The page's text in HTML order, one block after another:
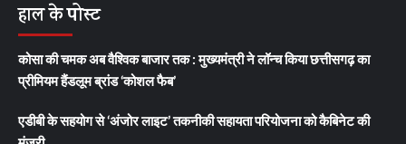
हाल के पोस्ट
कोसा की चमक अब वैश्विक बाजार तक : मुख्यमंत्री ने लॉन्च किया छत्तीसगढ़ का
प्रीमियम हैंडलूम ब्रांड ‘कोशल फैब’
एडीबी के सहयोग से ‘अंजोर लाइट’ तकनीकी सहायता परियोजना को कैबिनेट की